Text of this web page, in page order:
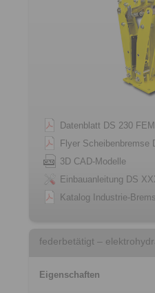
Datenblatt DS 230 FEM
Flyer Scheibenbremse
3D CAD-Modelle
Einbauanleitung DS
Katalog Industrie-
federbetätigt –
Eigenschaften